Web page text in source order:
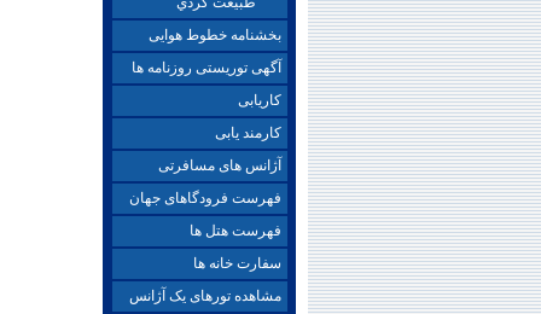
بخشنامه خطوط هوایی
آگهی توریستی روزنامه ها
کاریابی
کارمند یابی
آژانس های مسافرتی
فهرست فرودگاهای جهان
فهرست هتل ها
سفارت خانه ها
مشاهده تورهای یک آژانس